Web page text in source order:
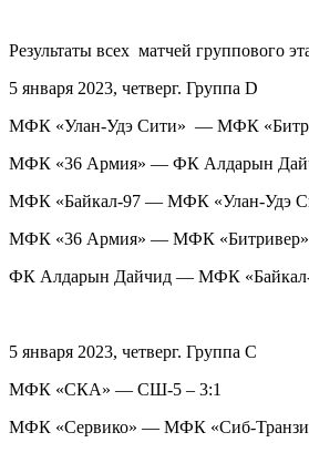
Результаты всех матчей группового
5 января 2023, четверг. Группа D
МФК «Улан-Удэ Сити» — МФК
МФК «36 Армия» — ФК Алдарын
МФК «Байкал-97 — МФК «Улан-Удэ
МФК «36 Армия» — МФК «Битривер»
ФК Алдарын Дайчид — МФК «Байкал-
5 января 2023, четверг. Группа C
МФК «СКА» — СШ-5 – 3:1
МФК «Сервико» — МФК «Сиб-